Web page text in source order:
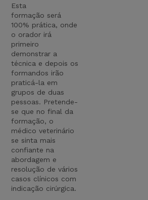
Esta
formação será
100% prática, onde
o orador irá
primeiro
demonstrar a
técnica e depois os
formandos irão
praticá-la em
grupos de duas
pessoas. Pretende-
se que no final da
formação, o
médico veterinário
se sinta mais
confiante na
abordagem e
resolução de vários
casos clínicos com
indicação cirúrgica.